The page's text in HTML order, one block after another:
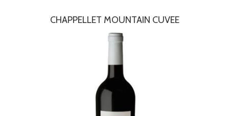
CHAPPELLET MOUNTAIN CUVEE